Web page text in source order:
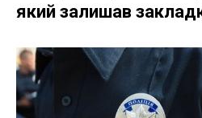
який залишав